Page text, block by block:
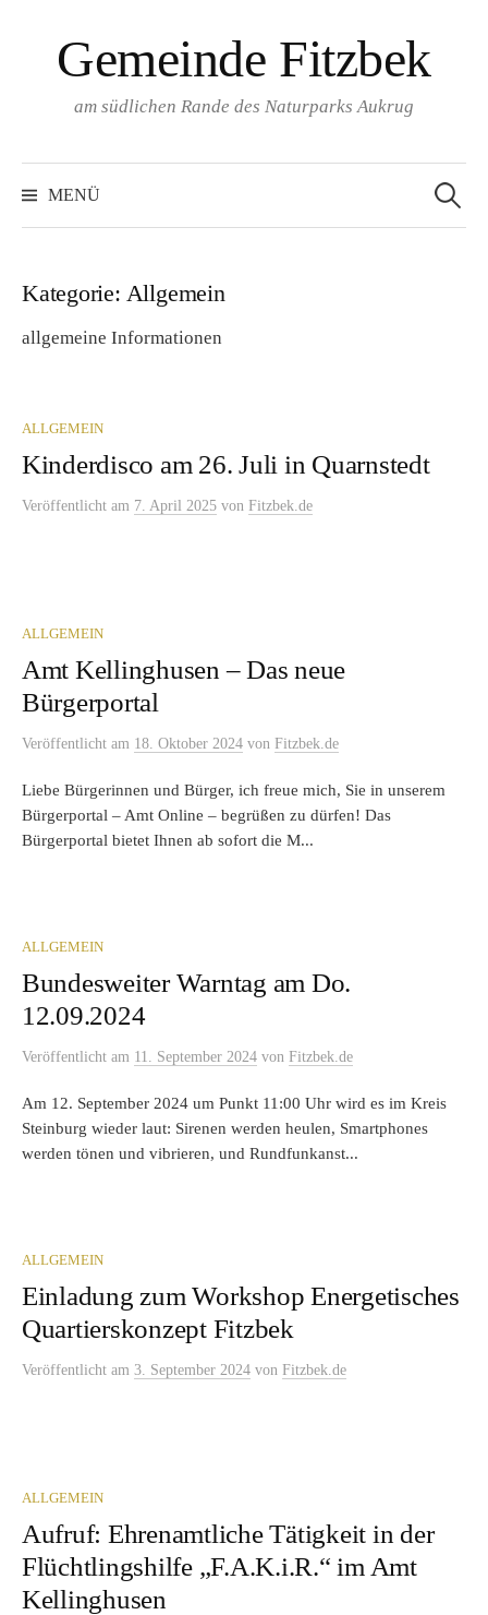
InhaltGemeinde Fitzbek
am südlichen Rande des Naturparks Aukrug
MENÜ
nach:
Kategorie: Allgemein
allgemeine Informationen
ALLGEMEIN
Kinderdisco am 26. Juli in Quarnstedt
Veröffentlicht am 7. April 2025 von Fitzbek.de
ALLGEMEIN
Amt Kellinghusen – Das neue
Bürgerportal
Veröffentlicht am 18. Oktober 2024 von Fitzbek.de
Liebe Bürgerinnen und Bürger, ich freue mich, Sie in unserem
Bürgerportal – Amt Online – begrüßen zu dürfen! Das
Bürgerportal bietet Ihnen ab sofort die M...
ALLGEMEIN
Bundesweiter Warntag am Do.
12.09.2024
Veröffentlicht am 11. September 2024 von Fitzbek.de
Am 12. September 2024 um Punkt 11:00 Uhr wird es im Kreis
Steinburg wieder laut: Sirenen werden heulen, Smartphones
werden tönen und vibrieren, und Rundfunkanst...
ALLGEMEIN
Einladung zum Workshop Energetisches
Quartierskonzept Fitzbek
Veröffentlicht am 3. September 2024 von Fitzbek.de
ALLGEMEIN
Aufruf: Ehrenamtliche Tätigkeit in der
Flüchtlingshilfe „F.A.K.i.R.“ im Amt
Kellinghusen